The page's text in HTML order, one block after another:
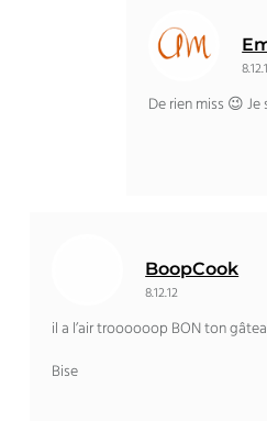
De rien miss 😉 Je
BoopCook
8.12.12
il a l’air troooooop BON ton
Bise